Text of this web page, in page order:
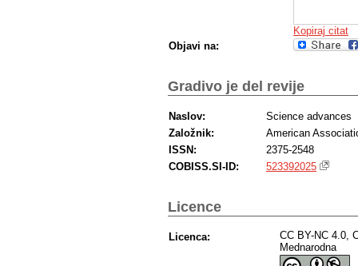
Kopiraj citat
Objavi na:
Gradivo je del revije
Naslov:
Science advances
Založnik:
American
ISSN:
2375-2548
COBISS.SI-ID:
523392025
Licence
Licenca:
CC BY-NC 4.0,
Mednarodna